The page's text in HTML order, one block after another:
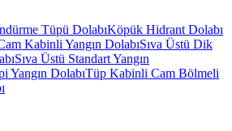
Tüpü DolabıKöpük Hidrant Dolabı
Kabinli Yangın DolabıSıva Üstü Dik
Sıva Üstü Standart Yangın
Yangın DolabıTüp Kabinli Cam Bölmeli